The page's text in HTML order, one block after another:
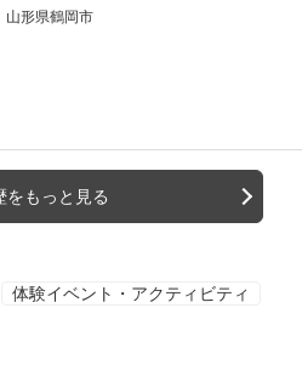
山形県鶴岡市
をもっと見る
体験イベント・アクティビティ